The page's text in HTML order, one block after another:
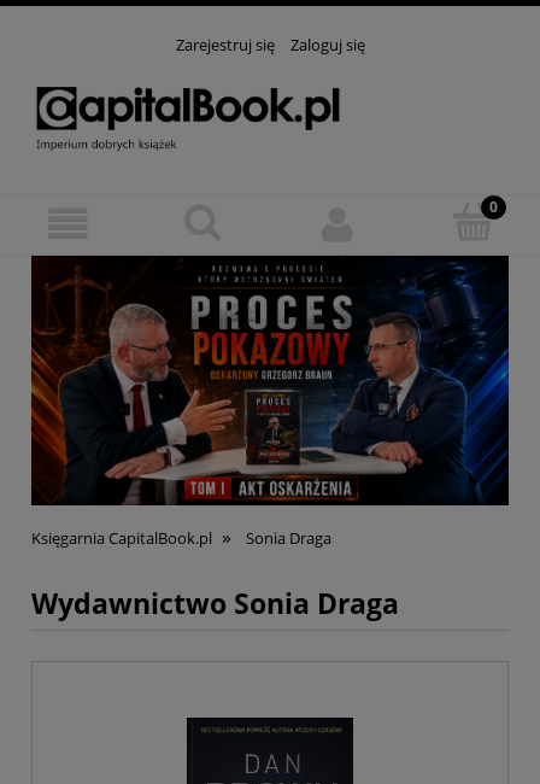
Zarejestruj się Zaloguj się
Księgarnia CapitalBook.pl » Sonia Draga
Wydawnictwo Sonia Draga